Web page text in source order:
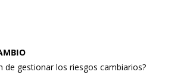
de gestionar los riesgos cambiarios?